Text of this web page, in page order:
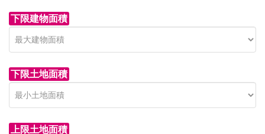
下限建物面積
下限土地面積
上限土地面積
青木新築分譲住宅
on call
Price on call
セン
850